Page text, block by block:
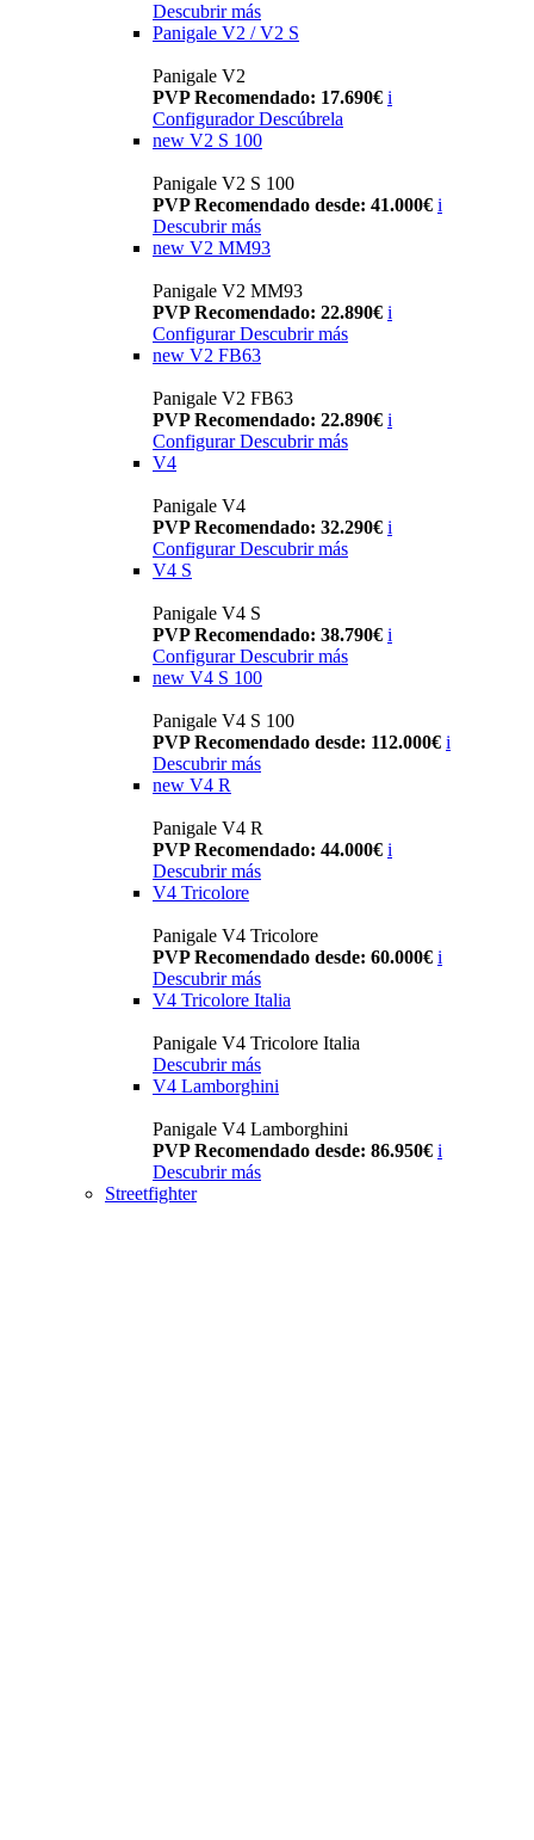
Descubrir más
Panigale V2 / V2 S
Panigale V2
PVP Recomendado: 17.690€ i
Configurador Descúbrela
new V2 S 100
Panigale V2 S 100
PVP Recomendado desde: 41.000€ i
Descubrir más
new V2 MM93
Panigale V2 MM93
PVP Recomendado: 22.890€ i
Configurar Descubrir más
new V2 FB63
Panigale V2 FB63
PVP Recomendado: 22.890€ i
Configurar Descubrir más
V4
Panigale V4
PVP Recomendado: 32.290€ i
Configurar Descubrir más
V4 S
Panigale V4 S
PVP Recomendado: 38.790€ i
Configurar Descubrir más
new V4 S 100
Panigale V4 S 100
PVP Recomendado desde: 112.000€ i
Descubrir más
new V4 R
Panigale V4 R
PVP Recomendado: 44.000€ i
Descubrir más
V4 Tricolore
Panigale V4 Tricolore
PVP Recomendado desde: 60.000€ i
Descubrir más
V4 Tricolore Italia
Panigale V4 Tricolore Italia
Descubrir más
V4 Lamborghini
Panigale V4 Lamborghini
PVP Recomendado desde: 86.950€ i
Descubrir más
Streetfighter